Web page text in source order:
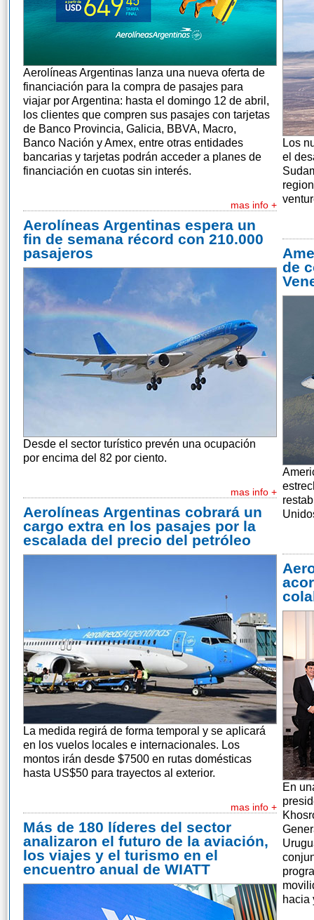
Aerolíneas Argentinas lanza una nueva oferta de
financiación para la compra de pasajes para
viajar por Argentina: hasta el domingo 12 de abril,
los clientes que compren sus pasajes con tarjetas
de Banco Provincia, Galicia, BBVA, Macro,
Banco Nación y Amex, entre otras entidades
bancarias y tarjetas podrán acceder a planes de
financiación en cuotas sin interés.
mas info +
Aerolíneas Argentinas espera un
fin de semana récord con 210.000
pasajeros
Desde el sector turístico prevén una ocupación
por encima del 82 por ciento.
mas info +
Aerolíneas Argentinas cobrará un
cargo extra en los pasajes por la
escalada del precio del petróleo
La medida regirá de forma temporal y se aplicará
en los vuelos locales e internacionales. Los
montos irán desde $7500 en rutas domésticas
hasta US$50 para trayectos al exterior.
mas info +
Más de 180 líderes del sector
analizaron el futuro de la aviación,
los viajes y el turismo en el
encuentro anual de WIATT
Los
el
de
En
hacia